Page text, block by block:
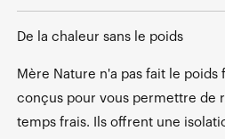
De la chaleur sans le poids
Mère Nature n'a pas fait le poids
conçus pour vous permettre de
temps frais. Ils offrent une